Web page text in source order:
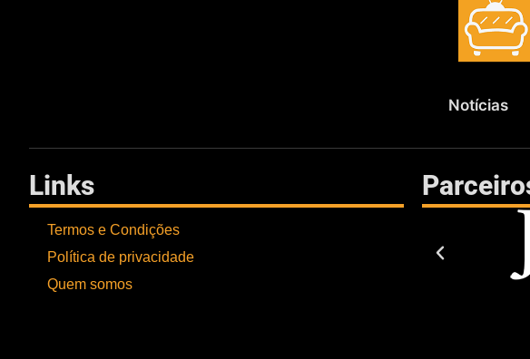
Notícias
Links
Termos e Condições
Política de privacidade
Quem somos